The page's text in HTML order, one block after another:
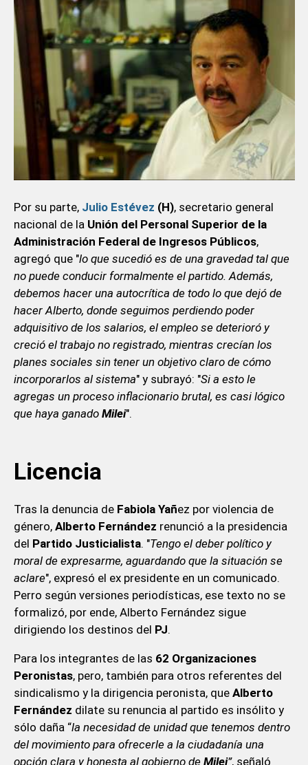
Por su parte, Julio Estévez (H), secretario general
nacional de la Unión del Personal Superior de la
Administración Federal de Ingresos Públicos,
agregó que "lo que sucedió es de una gravedad tal que
no puede conducir formalmente el partido. Además,
debemos hacer una autocrítica de todo lo que dejó de
hacer Alberto, donde seguimos perdiendo poder
adquisitivo de los salarios, el empleo se deterioró y
creció el trabajo no registrado, mientras crecían los
planes sociales sin tener un objetivo claro de cómo
incorporarlos al sistema" y subrayó: "Si a esto le
agregas un proceso inflacionario brutal, es casi lógico
que haya ganado Milei".
Licencia
Tras la denuncia de Fabiola Yañez por violencia de
género, Alberto Fernández renunció a la presidencia
del Partido Justicialista. "Tengo el deber político y
moral de expresarme, aguardando que la situación se
aclare", expresó el ex presidente en un comunicado.
Perro según versiones periodísticas, ese texto no se
formalizó, por ende, Alberto Fernández sigue
dirigiendo los destinos del PJ.
Para los integrantes de las 62 Organizaciones
Peronistas, pero, también para otros referentes del
sindicalismo y la dirigencia peronista, que Alberto
Fernández dilate su renuncia al partido es insólito y
sólo daña “la necesidad de unidad que tenemos dentro
del movimiento para ofrecerle a la ciudadanía una
opción clara y honesta al gobierno de Milei”, señaló